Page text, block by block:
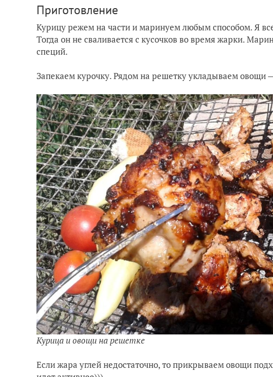
Приготовление
Курицу режем на части и маринуем любым способом. Я
Тогда он не сваливается с кусочков во время жарки.
специй.
Запекаем курочку. Рядом на решетку укладываем
Курица и овощи на решетке
Если жара углей недостаточно, то прикрываем овощи